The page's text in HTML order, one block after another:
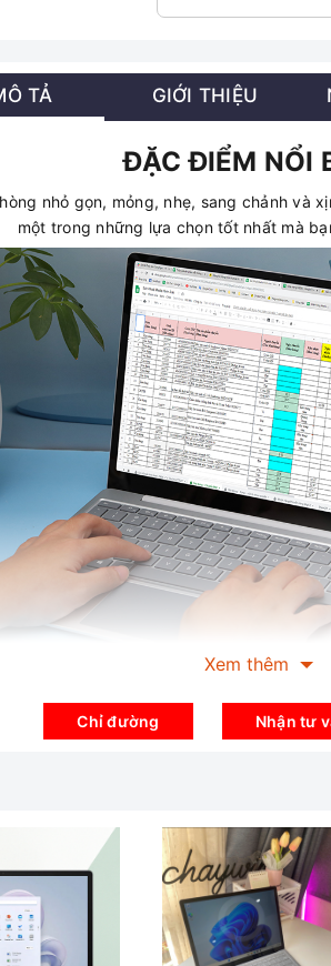
TẢ GIỚI THIỆU
ĐẶC ĐIỂM NỔI
nhỏ gọn, mỏng, nhẹ, sang chảnh và
một trong những lựa chọn tốt nhất mà
. Dung Lượng Pin lên đến 12H
Surface Laptop Go vẫn mang trong
Surface Laptop Go là chiếc laptop
kết hợp với màn hình nhỏ gọn
Xem thêm
Chỉ đường Nhận tư